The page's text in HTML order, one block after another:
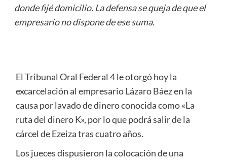
donde fijé domicilio. La defensa se queja de que el
empresario no dispone de ese suma.
El Tribunal Oral Federal 4 le otorgó hoy la
excarcelación al empresario Lázaro Báez en la
causa por lavado de dinero conocida como «La
ruta del dinero K», por lo que podrá salir de la
cárcel de Ezeiza tras cuatro años.
Los jueces dispusieron la colocación de una